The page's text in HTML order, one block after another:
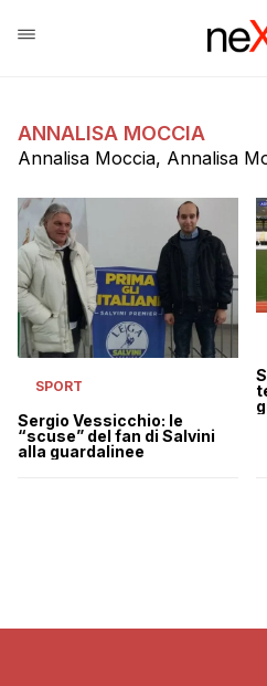
ANNALISA MOCCIA
Annalisa Moccia, Annalisa
SPORT
Sergio Vessicchio: le
“scuse” del fan di Salvini
alla guardalinee